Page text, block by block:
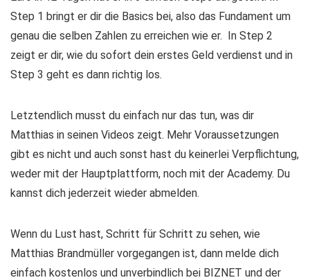
Step 1 bringt er dir die Basics bei, also das Fundament um
genau die selben Zahlen zu erreichen wie er. In Step 2
zeigt er dir, wie du sofort dein erstes Geld verdienst und in
Step 3 geht es dann richtig los.
Letztendlich musst du einfach nur das tun, was dir
Matthias in seinen Videos zeigt. Mehr Voraussetzungen
gibt es nicht und auch sonst hast du keinerlei Verpflichtung,
weder mit der Hauptplattform, noch mit der Academy. Du
kannst dich jederzeit wieder abmelden.
Wenn du Lust hast, Schritt für Schritt zu sehen, wie
Matthias Brandmüller vorgegangen ist, dann melde dich
einfach kostenlos und unverbindlich bei BIZNET und der